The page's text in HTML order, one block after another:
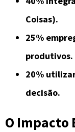
Coisas).
25%
produtivos.
20%
decisão.
O Impacto